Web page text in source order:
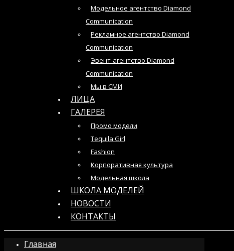
Модельное агентство Diamond
Communication
Рекламное агентство Diamond
Communication
Эвент-агентство Diamond
Communication
Мы в СМИ
ЛИЦА
ГАЛЕРЕЯ
Промо модели
Tequila Girl
Fashion
Корпоративная культура
Модельная школа
ШКОЛА МОДЕЛЕЙ
НОВОСТИ
КОНТАКТЫ
Главная